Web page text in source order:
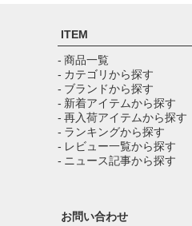
ITEM
- 商品一覧
- カテゴリから探す
- ブランドから探す
- 新着アイテムから探す
- 再入荷アイテムから探す
- ランキングから探す
- レビュー一覧から探す
- ニュース記事から探す
お問い合わせ